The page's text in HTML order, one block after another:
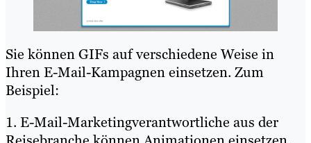
Sie können GIFs auf verschiedene Weise in
Ihren E-Mail-Kampagnen einsetzen. Zum
Beispiel:
1. E-Mail-Marketingverantwortliche aus der